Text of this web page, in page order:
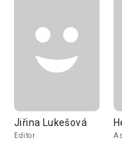
Jiřina Lukešová
Editor